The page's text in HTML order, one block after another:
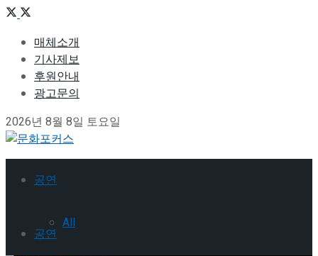
매체소개
기사제보
후원안내
광고문의
2026년 8월 8일 토요일
공연
All
공연